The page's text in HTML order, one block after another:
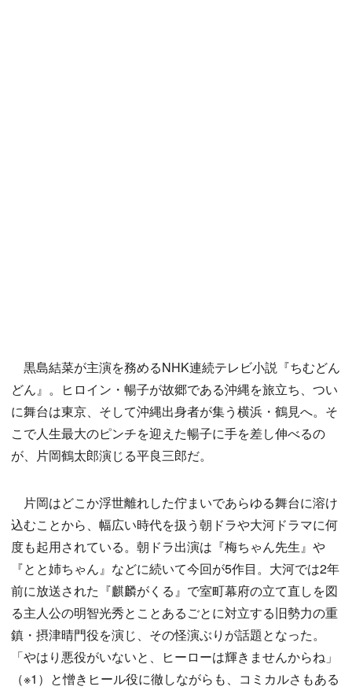
黒島結菜が主演を務めるNHK連続テレビ小説『ちむどん
どん』。ヒロイン・暢子が故郷である沖縄を旅立ち、つい
に舞台は東京、そして沖縄出身者が集う横浜・鶴見へ。そ
こで人生最大のピンチを迎えた暢子に手を差し伸べるの
が、片岡鶴太郎演じる平良三郎だ。
片岡はどこか浮世離れした佇まいであらゆる舞台に溶け
込むことから、幅広い時代を扱う朝ドラや大河ドラマに何
度も起用されている。朝ドラ出演は『梅ちゃん先生』や
『とと姉ちゃん』などに続いて今回が5作目。大河では2年
前に放送された『麒麟がくる』で室町幕府の立て直しを図
る主人公の明智光秀とことあるごとに対立する旧勢力の重
鎮・摂津晴門役を演じ、その怪演ぶりが話題となった。
「やはり悪役がいないと、ヒーローは輝きませんからね」
（※1）と憎きヒール役に徹しながらも、コミカルさもある